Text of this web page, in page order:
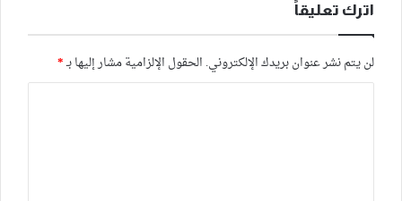
اترك تعليقاً
لن يتم نشر عنوان بريدك الإلكتروني. الحقول الإلزامية مشار إليها بـ*